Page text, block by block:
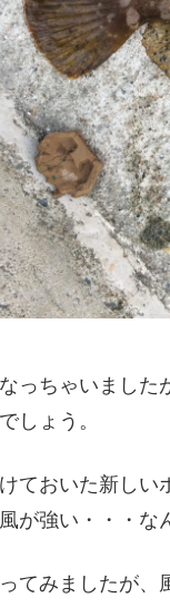
っちゃいました
しょう。
ておいた新しい
が強い・・・な
てみましたが、